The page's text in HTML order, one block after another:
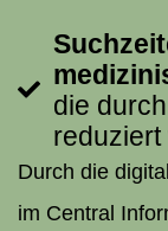
die
Durch die
im Central